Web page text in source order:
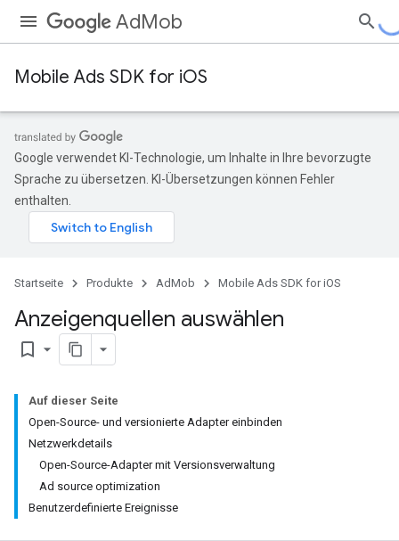
AdMob
Mobile Ads SDK for iOS
Google verwendet KI-Technologie, um Inhalte in Ihre bevorzugte
Sprache zu übersetzen. KI-Übersetzungen können Fehler
enthalten.
Startseite Produkte AdMob Mobile Ads SDK for iOS
Anzeigenquellen auswählen
bookmark_border
Auf dieser Seite
Open-Source- und versionierte Adapter einbinden
Netzwerkdetails
Open-Source-Adapter mit Versionsverwaltung
Ad source optimization
Benutzerdefinierte Ereignisse